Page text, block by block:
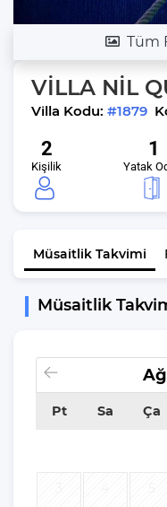
Tüm
VİLLA NİL
Villa Kodu: #1879
2
Kişilik
1
Yatak
Müsaitlik Takvimi
Müsaitlik
Pt Sa Ça